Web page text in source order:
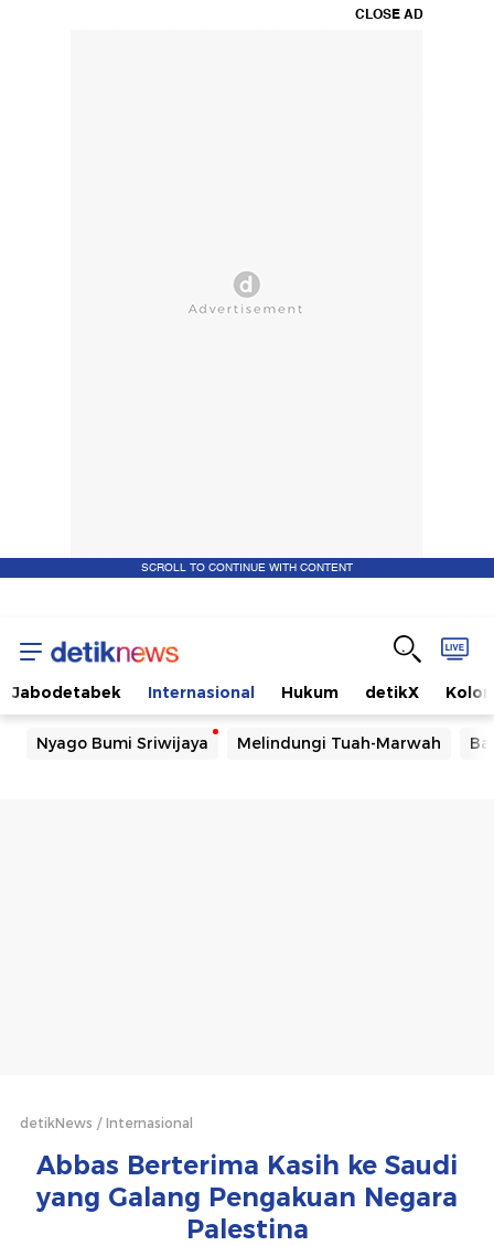
CLOSE AD
SCROLL TO CONTINUE WITH CONTENT
Jabodetabek Internasional Hukum detikX
Nyago Bumi Sriwijaya Melindungi Tuah-Marwah
detikNews Internasional
Abbas Berterima Kasih ke Saudi
yang Galang Pengakuan Negara
Palestina